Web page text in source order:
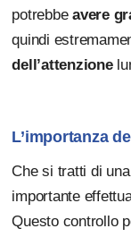
potrebbeavere
quindi
dell’attenzione
L’importanza
Che si tratti di
importante
Questo controllo